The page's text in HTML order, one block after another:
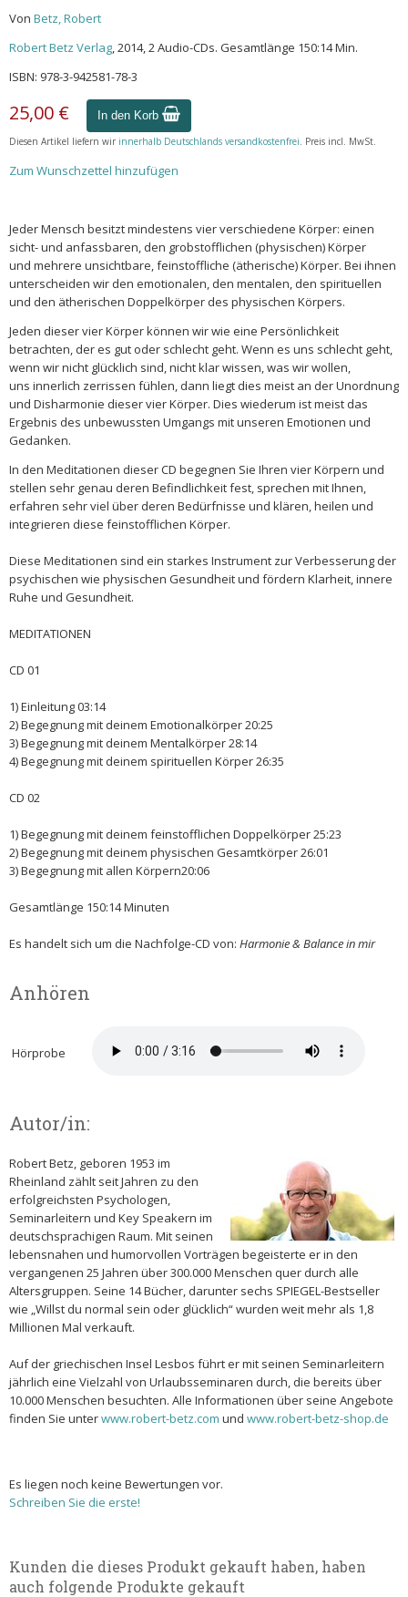
Von Betz, Robert
Robert Betz Verlag, 2014, 2 Audio-CDs. Gesamtlänge 150:14 Min.
ISBN: 978-3-942581-78-3
25,00 € In den Korb
Diesen Artikel liefern wir innerhalb Deutschlands versandkostenfrei. Preis incl. MwSt.
Zum Wunschzettel hinzufügen
Jeder Mensch besitzt mindestens vier verschiedene Körper: einen
sicht- und anfassbaren, den grobstofflichen (physischen) Körper
und mehrere unsichtbare, feinstoffliche (ätherische) Körper. Bei ihnen
unterscheiden wir den emotionalen, den mentalen, den spirituellen
und den ätherischen Doppelkörper des physischen Körpers.
Jeden dieser vier Körper können wir wie eine Persönlichkeit
betrachten, der es gut oder schlecht geht. Wenn es uns schlecht geht,
wenn wir nicht glücklich sind, nicht klar wissen, was wir wollen,
uns innerlich zerrissen fühlen, dann liegt dies meist an der Unordnung
und Disharmonie dieser vier Körper. Dies wiederum ist meist das
Ergebnis des unbewussten Umgangs mit unseren Emotionen und
Gedanken.
In den Meditationen dieser CD begegnen Sie Ihren vier Körpern und
stellen sehr genau deren Befindlichkeit fest, sprechen mit Ihnen,
erfahren sehr viel über deren Bedürfnisse und klären, heilen und
integrieren diese feinstofflichen Körper.
Diese Meditationen sind ein starkes Instrument zur Verbesserung der
psychischen wie physischen Gesundheit und fördern Klarheit, innere
Ruhe und Gesundheit.
MEDITATIONEN
CD 01
1) Einleitung 03:14
2­) Begegnung mit deinem Emotionalkörper 20:25
3­) Begegnung mit deinem Mentalkörper 28:14
4)­ Begegnung mit deinem spirituellen Körper 26:35
CD 02
1) Begegnung mit deinem feinstofflichen Doppelkörper 25:23
2)­ Begegnung mit deinem physischen Gesamtkörper 26:01
3) Begegnung mit allen Körpern20:06
Gesamtlänge 150:14 Minuten
Es handelt sich um die Nachfolge-CD von: Harmonie & Balance in mir
Anhören
Hörprobe
Autor/in:
Robert Betz, geboren 1953 im
Rheinland zählt seit Jahren zu den
erfolgreichsten Psychologen,
Seminarleitern und Key Speakern im
deutschsprachigen Raum. Mit seinen
lebensnahen und humorvollen Vorträgen begeisterte er in den
vergangenen 25 Jahren über 300.000 Menschen quer durch alle
Altersgruppen. Seine 14 Bücher, darunter sechs SPIEGEL-Bestseller
wie „Willst du normal sein oder glücklich“ wurden weit mehr als 1,8
Millionen Mal verkauft.
Auf der griechischen Insel Lesbos führt er mit seinen Seminarleitern
jährlich eine Vielzahl von Urlaubsseminaren durch, die bereits über
10.000 Menschen besuchten. Alle Informationen über seine Angebote
finden Sie unterwww.robert-betz.com und www.robert-betz-shop.de
Es liegen noch keine Bewertungen vor.
Schreiben Sie die erste!
Kunden die dieses Produkt gekauft haben, haben
auch folgende Produkte gekauft